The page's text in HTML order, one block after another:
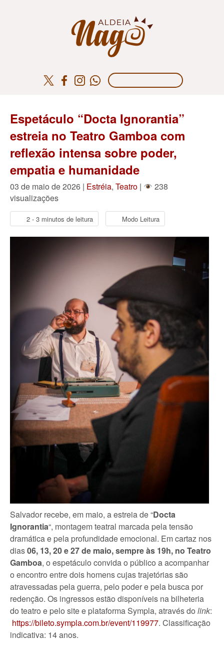
Espetáculo “Docta Ignorantia”
estreia no Teatro Gamboa com
reflexão intensa sobre poder,
empatia e humanidade
03 de maio de 2026 | Estréia, Teatro |
238
visualizações
2 - 3 minutos de leitura Modo Leitura
Salvador recebe, em maio, a estreia de “Docta
Ignorantia“, montagem teatral marcada pela tensão
dramática e pela profundidade emocional. Em cartaz nos
dias06, 13, 20 e 27 de maio, sempre às 19h, no Teatro
Gamboa, o espetáculo convida o público a acompanhar
o encontro entre dois homens cujas trajetórias são
atravessadas pela guerra, pelo poder e pela busca por
redenção. Os ingressos estão disponíveis na bilheteria
do teatro e pelo site e plataforma Sympla, através do link:
https://bileto.sympla.com.br/event/119977. Classificação
indicativa: 14 anos.